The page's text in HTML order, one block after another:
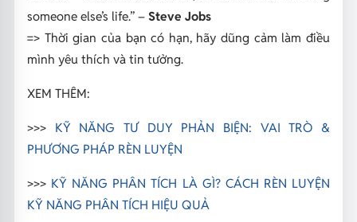
someone else’s life.”– Steve Jobs
=> Thời gian của bạn có hạn, hãy dũng cảm làm điều
mình yêu thích và tin tưởng.
XEM THÊM:
>>> KỸ NĂNG TƯ DUY PHẢN BIỆN: VAI TRÒ &
PHƯƠNG PHÁP RÈN LUYỆN
>>> KỸ NĂNG PHÂN TÍCH LÀ GÌ? CÁCH RÈN LUYỆN
KỸ NĂNG PHÂN TÍCH HIỆU QUẢ